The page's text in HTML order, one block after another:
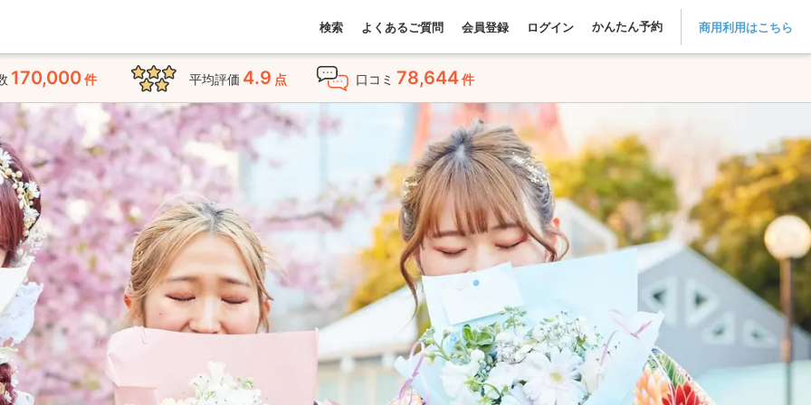
検索 よくあるご質問 会員登録 ログイン かんたん予約 商用利用はこちら
170,000件 平均評価 4.9 点 口コミ 78,644件